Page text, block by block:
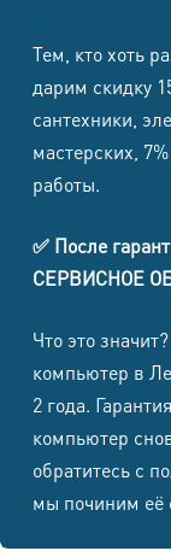
Тем, кто хоть
дарим скидку
сантехники,
мастерских,
работы.
✅ После
СЕРВИСНОЕ
Что это
компьютер в
2 года.
компьютер
обратитесь с
мы починим её